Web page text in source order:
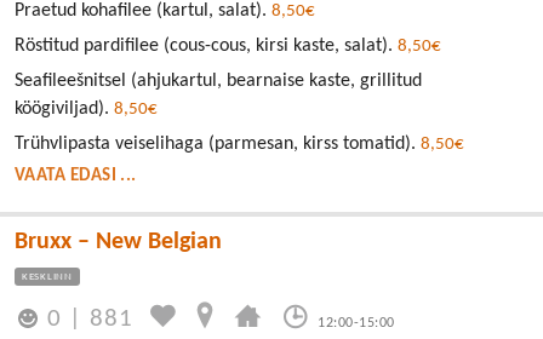
Praetud kohafilee (kartul, salat). 8,50€
Röstitud pardifilee (cous-cous, kirsi kaste, salat). 8,50€
Seafileešnitsel (ahjukartul, bearnaise kaste, grillitud
köögiviljad). 8,50€
Trühvlipasta veiselihaga (parmesan, kirss tomatid). 8,50€
VAATA EDASI ...
Bruxx – New Belgian
KESKLINN
0 881 12:00-15:00